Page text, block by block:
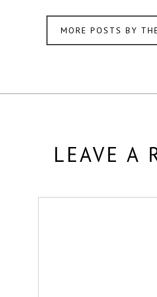
MORE POSTS BY
LEAVE A